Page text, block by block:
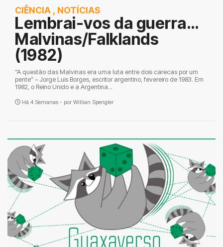
CIÊNCIA , NOTÍCIAS
Lembrai-vos da guerra…
Malvinas/Falklands
(1982)
“A questão das Malvinas era uma luta entre dois carecas por um
pente” – Jorge Luis Borges, escritor argentino, fevereiro de 1983. Em
1982, o Reino Unido e a Argentina...
Há 4 Semanas - por Willian Spengler